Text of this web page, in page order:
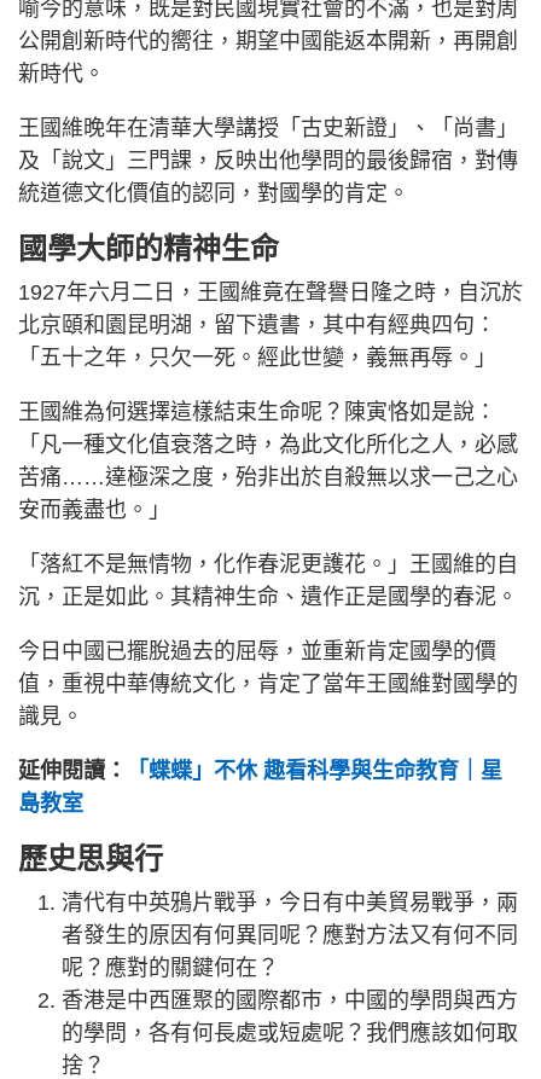
喻今的意味，既是對民國現實社會的不滿，也是對周
公開創新時代的嚮往，期望中國能返本開新，再開創
新時代。
王國維晚年在清華大學講授「古史新證」、「尚書」
及「說文」三門課，反映出他學問的最後歸宿，對傳
統道德文化價值的認同，對國學的肯定。
國學大師的精神生命
1927年六月二日，王國維竟在聲譽日隆之時，自沉於
北京頤和園昆明湖，留下遺書，其中有經典四句：
「五十之年，只欠一死。經此世變，義無再辱。」
王國維為何選擇這樣結束生命呢？陳寅恪如是說：
「凡一種文化值衰落之時，為此文化所化之人，必感
苦痛……達極深之度，殆非出於自殺無以求一己之心
安而義盡也。」
「落紅不是無情物，化作春泥更護花。」王國維的自
沉，正是如此。其精神生命、遺作正是國學的春泥。
今日中國已擺脫過去的屈辱，並重新肯定國學的價
值，重視中華傳統文化，肯定了當年王國維對國學的
識見。
延伸閱讀：
「蝶蝶」不休 趣看科學與生命教育｜星
島教室
歷史思與行
清代有中英鴉片戰爭，今日有中美貿易戰爭，兩
者發生的原因有何異同呢？應對方法又有何不同
呢？應對的關鍵何在？
香港是中西匯聚的國際都巿，中國的學問與西方
的學問，各有何長處或短處呢？我們應該如何取
捨？